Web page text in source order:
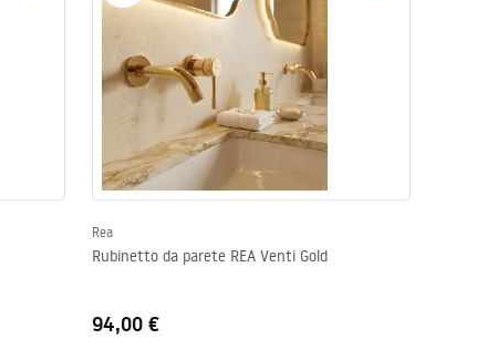
Rea
Rubinetto da parete REA Venti Gold
94,00 €